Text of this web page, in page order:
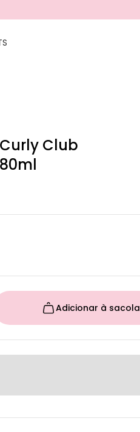
Club
Adicionar à sacola